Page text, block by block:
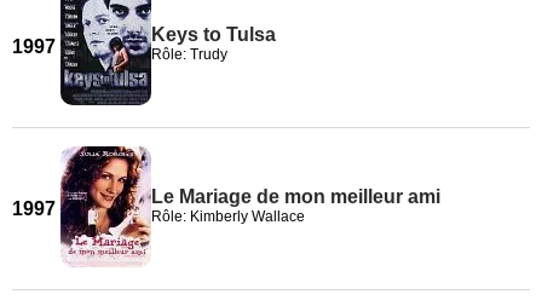
1997
Keys to Tulsa
Rôle: Trudy
1997
Le Mariage de mon meilleur ami
Rôle: Kimberly Wallace